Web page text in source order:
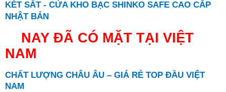
KÉT SẮT - CỬA KHO BẠC SHINKO SAFE CAO CẤP
NHẬT BẢN
NAY ĐÃ CÓ MẶT TẠI VIỆT
NAM
CHẤT LƯỢNG CHÂU ÂU – GIÁ RẺ TOP ĐẦU VIỆT
NAM